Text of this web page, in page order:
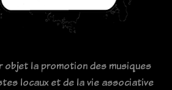
objet la promotion des musiques
locaux et de la vie associative